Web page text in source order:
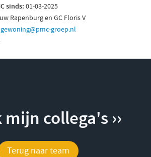
sinds: 01-03-2025
Rapenburg en GC Floris V
groep.nl
collega's ››
Terug naar team